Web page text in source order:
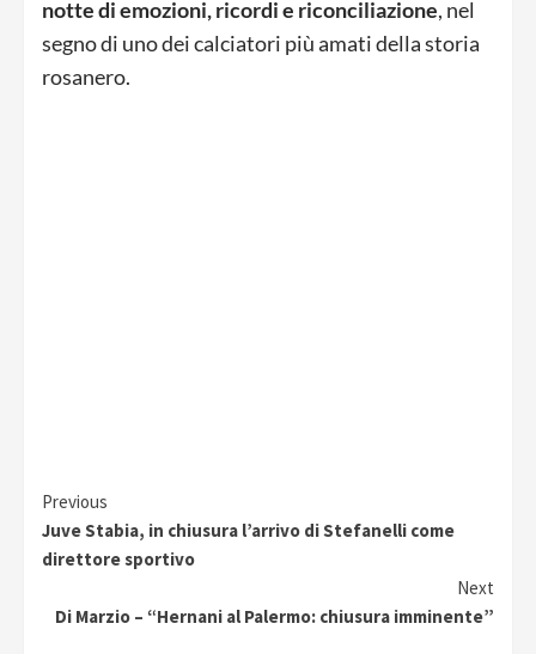
notte di emozioni, ricordi e riconciliazione, nel
segno di uno dei calciatori più amati della storia
rosanero.
Continue
Reading
Previous
Juve Stabia, in chiusura l’arrivo di Stefanelli come
direttore sportivo
Next
Di Marzio – “Hernani al Palermo: chiusura imminente”